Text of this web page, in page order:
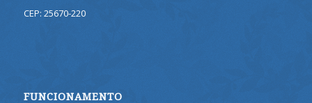
CEP: 25670-220
FUNCIONAMENTO